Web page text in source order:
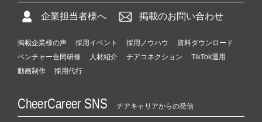
企業担当者様へ 掲載のお問い合わせ
掲載企業様の声 採用イベント 採用ノウハウ
資料ダウンロード
ベンチャー合同研修
人材紹介 チアコネクション
TikTok運用
動画制作
採用代行
CheerCareer SNS チアキャリアからの発信